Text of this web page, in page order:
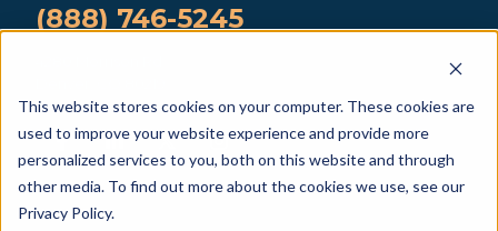
This website stores cookies on your computer. These cookies are
used to improve your website experience and provide more
personalized services to you, both on this website and through
other media. To find out more about the cookies we use, see our
Privacy Policy.
(888) 746-5245